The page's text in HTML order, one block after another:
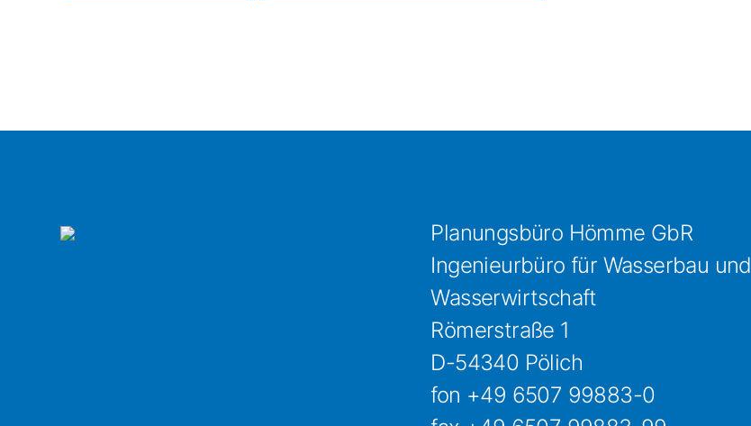
Planungsbüro Hömme GbR
Ingenieurbüro für Wasserbau und
Wasserwirtschaft
Römerstraße 1
D-54340 Pölich
fon +49 6507 99883-0